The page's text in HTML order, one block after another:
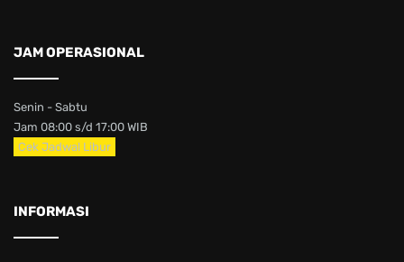
JAM OPERASIONAL
Senin - Sabtu
Jam 08:00 s/d 17:00 WIB
Cek Jadwal Libur
INFORMASI